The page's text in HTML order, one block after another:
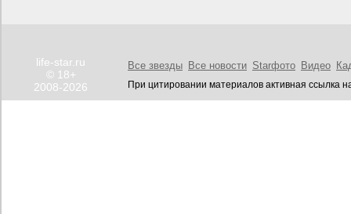
life-star.ru
© 18+
2008-2026
Все звезды Все новости Starфото Видео
При цитировании материалов активная ссылка